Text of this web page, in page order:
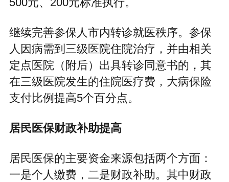
500元、200元标准执行。
继续完善参保人市内转诊就医秩序。参保
人因病需到三级医院住院治疗，并由相关
定点医院（附后）出具转诊同意书的，其
在三级医院发生的住院医疗费，大病保险
支付比例提高5个百分点。
居民医保财政补助提高
居民医保的主要资金来源包括两个方面：
一是个人缴费，二是财政补助。其中财政